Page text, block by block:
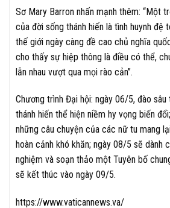
Sơ Mary Barron nhấn mạnh thêm: “Một
của đời sống thánh hiến là tình huynh đệ
thế giới ngày càng đề cao chủ nghĩa
cho thấy sự hiệp thông là điều có thể,
lẫn nhau vượt qua mọi rào cản”.
Chương trình Đại hội: ngày 06/5, đào
thánh hiến thể hiện niềm hy vọng biến
những câu chuyện của các nữ tu mang
hoàn cảnh khó khăn; ngày 08/5 sẽ dành
nghiệm và soạn thảo một Tuyên bố
sẽ kết thúc vào ngày 09/5.
https://www.vaticannews.va/